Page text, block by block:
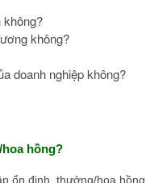
không?
không?
doanh nghiệp không?
hồng?
ổn định, thưởng/hoa